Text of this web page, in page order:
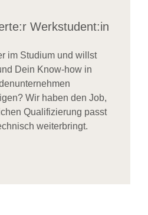
Werkstudent:in
im Studium und willst
Dein Know-how in
Wir haben den Job,
Qualifizierung passt
weiterbringt.